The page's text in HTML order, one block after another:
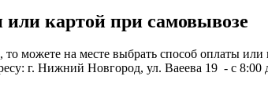
картой при самовывозе
можете на месте выбрать способ оплаты
г. Нижний Новгород, ул. Ваеева 19 - с 8:00